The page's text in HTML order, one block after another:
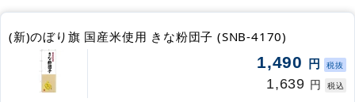
(新)のぼり旗 国産米使用 きな粉団子 (SNB-4170)
1,490 円 税抜
1,639 円 税込